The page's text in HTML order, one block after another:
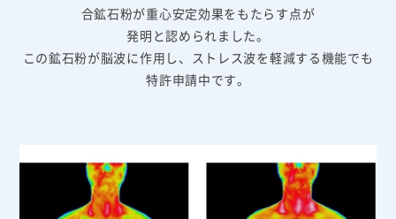
合鉱石粉が重心安定効果をもたらす点が
発明と認められました。
この鉱石粉が脳波に作用し、ストレス波を軽減する機能でも
特許申請中です。